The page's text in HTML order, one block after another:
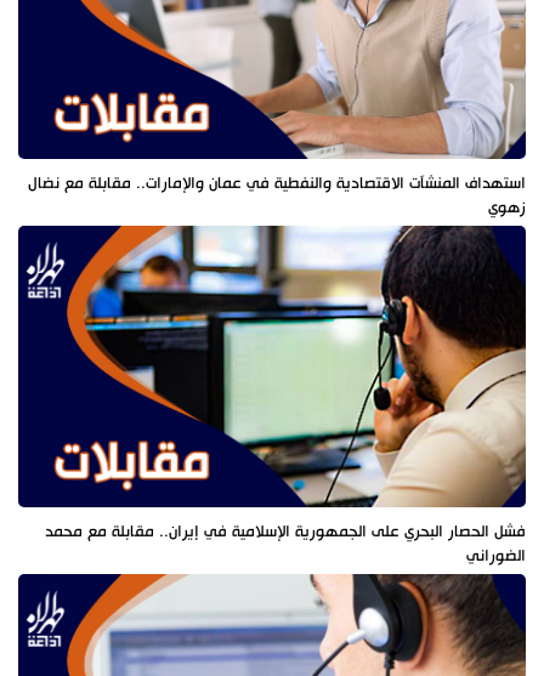
استهداف المنشآت الاقتصادية والنفطية في عمان والإمارات.. مقابلة مع نضال
زهوي
فشل الحصار البحري على الجمهورية الإسلامية في إيران.. مقابلة مع محمد
الضوراني